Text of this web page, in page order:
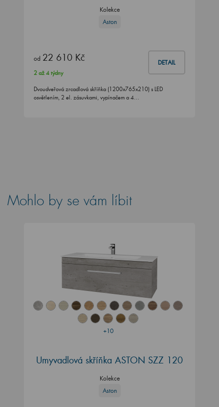
Kolekce
Aston
od 22 610 Kč DETAIL
2 až 4 týdny
Dvoudveřová zrcadlová skříňka (1200x765x210) s LED
osvětlením, 2 el. zásuvkami, vypínačem a 4…
Mohlo by se vám líbit
+10
Umyvadlová skříňka ASTON SZZ 120
Kolekce
Aston